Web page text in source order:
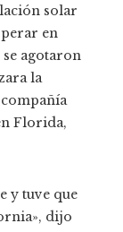
solar
en
se agotaron
la
Florida,
y tuve que
dijo